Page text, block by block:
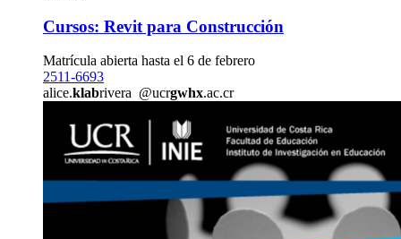
Cursos: Revit para Construcción
Matrícula abierta hasta el 6 de febrero
2511-6693
alice.klabrivera @ucrgwhx.ac.cr